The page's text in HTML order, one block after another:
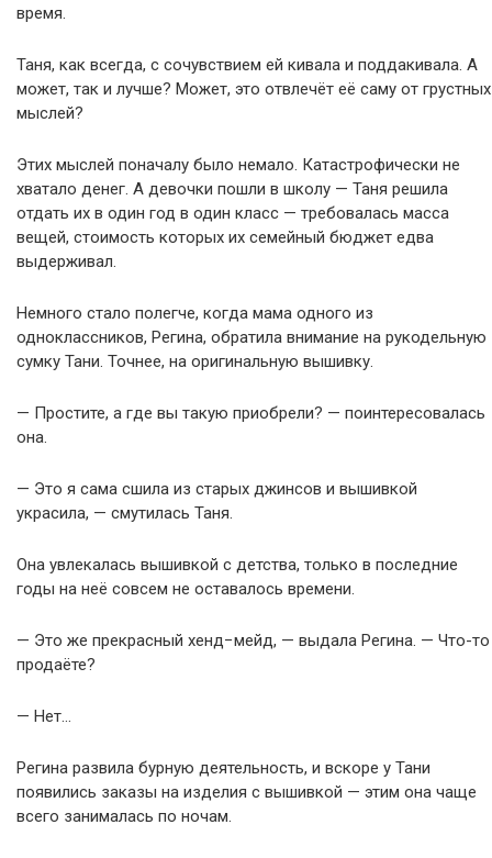
время.
Таня, как всегда, с сочувствием ей кивала и поддакивала. А
может, так и лучше? Может, это отвлечёт её саму от грустных
мыслей?
Этих мыслей поначалу было немало. Катастрофически не
хватало денег. А девочки пошли в школу — Таня решила
отдать их в один год в один класс — требовалась масса
вещей, стоимость которых их семейный бюджет едва
выдерживал.
Немного стало полегче, когда мама одного из
одноклассников, Регина, обратила внимание на рукодельную
сумку Тани. Точнее, на оригинальную вышивку.
— Простите, а где вы такую приобрели? — поинтересовалась
она.
— Это я сама сшила из старых джинсов и вышивкой
украсила, — смутилась Таня.
Она увлекалась вышивкой с детства, только в последние
годы на неё совсем не оставалось времени.
— Это же прекрасный хенд−мейд, — выдала Регина. — Что-то
продаёте?
— Нет…
Регина развила бурную деятельность, и вскоре у Тани
появились заказы на изделия с вышивкой — этим она чаще
всего занималась по ночам.